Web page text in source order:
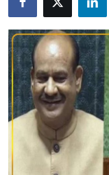
Weather
Politics